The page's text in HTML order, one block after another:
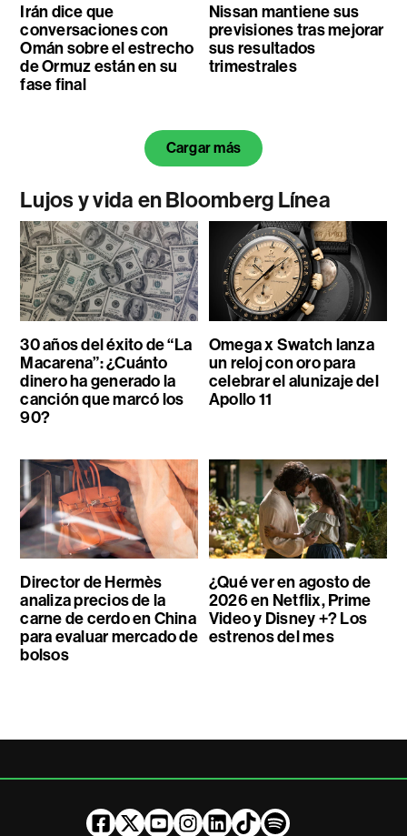
Irán dice que
conversaciones con
Omán sobre el estrecho
de Ormuz están en su
fase final
Nissan mantiene sus
previsiones tras mejorar
sus resultados
trimestrales
Cargar más
Lujos y vida en Bloomberg Línea
30 años del éxito de “La
Macarena”: ¿Cuánto
dinero ha generado la
canción que marcó los
90?
Omega x Swatch lanza
un reloj con oro para
celebrar el alunizaje del
Apollo 11
Director de Hermès
analiza precios de la
carne de cerdo en China
para evaluar mercado de
bolsos
¿Qué ver en agosto de
2026 en Netflix, Prime
Video y Disney +? Los
estrenos del mes